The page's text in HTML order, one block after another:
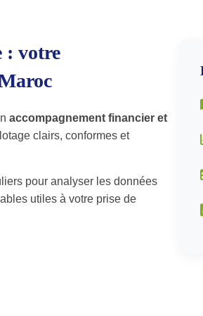
: votre
accompagnement financier et
clairs, conformes et
pour analyser les données
utiles à votre prise de